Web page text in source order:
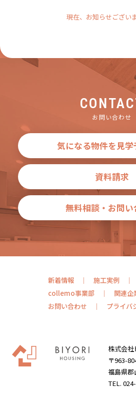
現在、お知らせござい
お問い合わせ
気になる物件を見学
資料請求
無料相談・お問い
新着情報 施工実例
collemo事業部
関連企
お問い合わせ
プライバ
株式会
〒963-
福島県
TEL.